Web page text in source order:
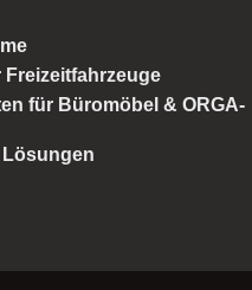
für Büromöbel & ORGA-
Lösungen